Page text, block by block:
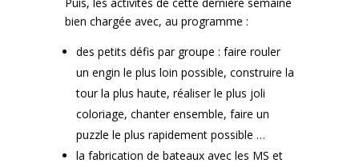
bien chargée avec, au programme :
des petits défis par groupe : faire rouler
un engin le plus loin possible, construire la
tour la plus haute, réaliser le plus joli
coloriage, chanter ensemble, faire un
puzzle le plus rapidement possible …
la fabrication de bateaux avec les MS et